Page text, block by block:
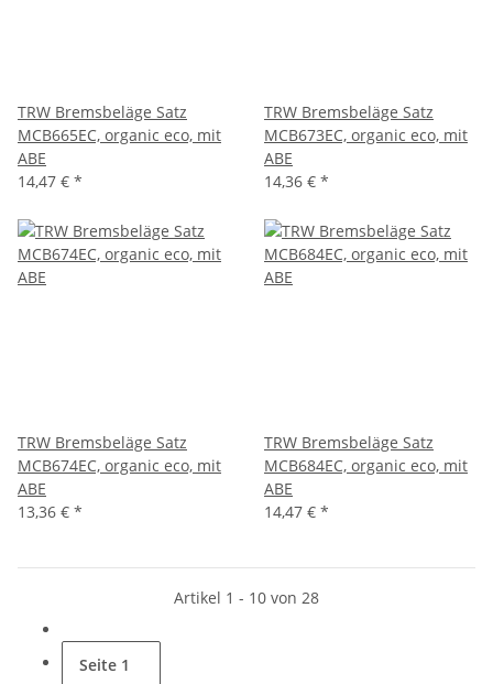
TRW Bremsbeläge Satz
MCB665EC, organic eco, mit
ABE
14,47 € *
TRW Bremsbeläge Satz
MCB673EC, organic eco, mit
ABE
14,36 € *
TRW Bremsbeläge Satz
MCB674EC, organic eco, mit
ABE
13,36 € *
TRW Bremsbeläge Satz
MCB684EC, organic eco, mit
ABE
14,47 € *
Artikel 1 - 10 von 28
Seite 1